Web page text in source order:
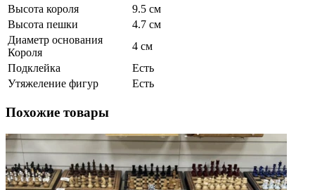
Высота короля
9.5 см
Высота пешки
4.7 см
Диаметр основания
Короля
4 см
Подклейка
Есть
Утяжеление фигур
Есть
Похожие товары